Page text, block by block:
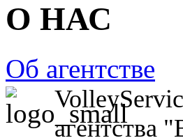
О НАС
Об агентстве
агентства